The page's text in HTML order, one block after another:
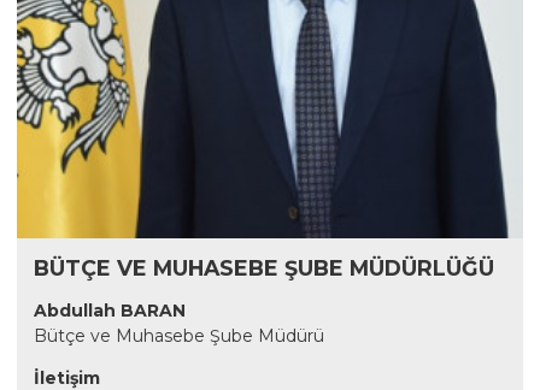
BÜTÇE VE MUHASEBE ŞUBE MÜDÜRLÜĞÜ
Abdullah BARAN
Bütçe ve Muhasebe Şube Müdürü
İletişim